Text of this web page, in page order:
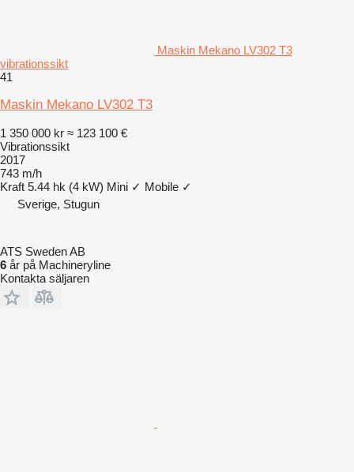
Maskin Mekano LV302 T3
vibrationssikt
41
Maskin Mekano LV302 T3
1 350 000 kr ≈ 123 100 €
Vibrationssikt
2017
743 m/h
Kraft 5.44 hk (4 kW) Mini ✓ Mobile ✓
Sverige, Stugun
ATS Sweden AB
6 år på Machineryline
Kontakta säljaren